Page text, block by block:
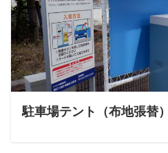
駐車場テント（布地張替）